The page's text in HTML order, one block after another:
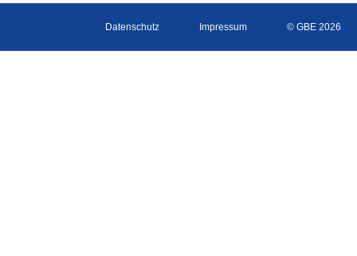
Datenschutz Impressum © GBE 2026